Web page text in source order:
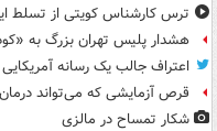
ترس کارشناس کویتی از تسلط
هشدار پلیس تهران بزرگ به
اعتراف جالب یک رسانه
قرص آزمایشی که می‌تواند درمان HIV را متحول کند
شکار تمساح در مالزی